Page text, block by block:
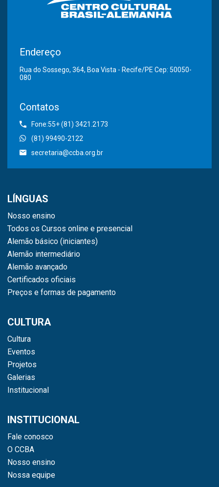
Endereço
Rua do Sossego, 364, Boa Vista - Recife/PE Cep: 50050-
080
Contatos
Fone:55+ (81) 3421.2173
(81) 99490-2122
secretaria@ccba.org.br
LÍNGUAS
Nosso ensino
Todos os Cursos online e presencial
Alemão básico (iniciantes)
Alemão intermediário
Alemão avançado
Certificados oficiais
Preços e formas de pagamento
CULTURA
Cultura
Eventos
Projetos
Galerias
Institucional
INSTITUCIONAL
Fale conosco
O CCBA
Nosso ensino
Nossa equipe